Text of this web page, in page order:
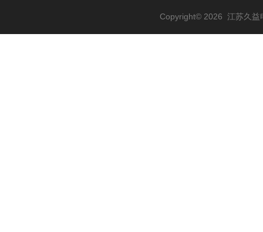
Copyright© 2026 江苏久